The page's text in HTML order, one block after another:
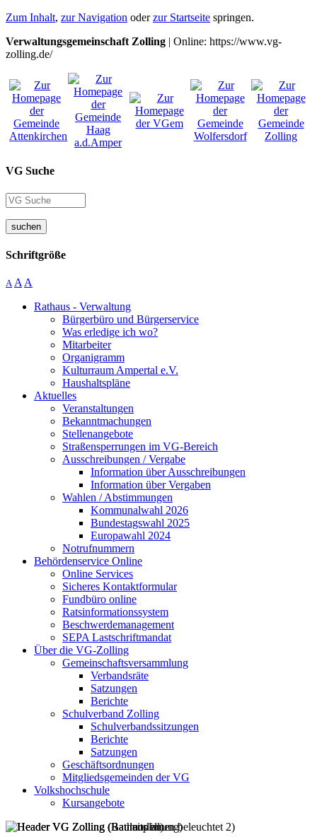
Zum Inhalt, zur Navigation oderzur Startseite springen.
Verwaltungsgemeinschaft Zolling | Online: https://www.vg-
zolling.de/
VG Suche
suchen
Schriftgröße
A A A
Rathaus - Verwaltung
Bürgerbüro und Bürgerservice
Was erledige ich wo?
Mitarbeiter
Organigramm
Kulturraum Ampertal e.V.
Haushaltspläne
Aktuelles
Veranstaltungen
Bekanntmachungen
Stellenangebote
Straßensperrungen im VG-Bereich
Ausschreibungen / Vergabe
Information über Ausschreibungen
Information über Vergaben
Wahlen / Abstimmungen
Kommunalwahl 2026
Bundestagswahl 2025
Europawahl 2024
Notrufnummern
Behördenservice Online
Online Services
Sicheres Kontaktformular
Fundbüro online
Ratsinformationssystem
Beschwerdemanagement
SEPA Lastschriftmandat
Über die VG-Zolling
Gemeinschaftsversammlung
Verbandsräte
Satzungen
Berichte
Schulverband Zolling
Schulverbandssitzungen
Berichte
Satzungen
Geschäftsordnungen
Mitgliedsgemeinden der VG
Volkshochschule
Kursangebote